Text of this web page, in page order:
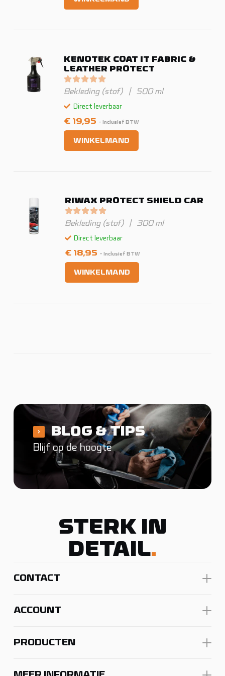
was:
is:
KENOTEK COAT IT FABRIC &
LEATHER PROTECT
Gewaardeerd0 uit 5
Bekleding (stof) | 500 ml
Direct leverbaar
€ 19,95 - Inclusief BTW
WINKELMAND
RIWAX PROTECT SHIELD CAR
Gewaardeerd0 uit 5
Bekleding (stof) | 300 ml
Direct leverbaar
€18,95 - Inclusief BTW
WINKELMAND
BLOG & TIPS
Blijf op de hoogte
STERK IN
DETAIL.
CONTACT
ACCOUNT
PRODUCTEN